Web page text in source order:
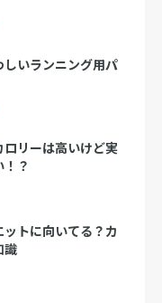
いランニング用パ
リーは高いけど実
？
トに向いてる？カ
識